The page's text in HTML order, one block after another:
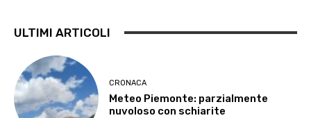
ULTIMI ARTICOLI
CRONACA
Meteo Piemonte: parzialmente
nuvoloso con schiarite